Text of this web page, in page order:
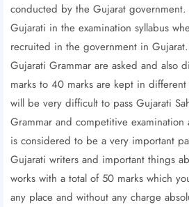
conducted by the Gujarat
Gujarati in the examination syllabus
recruited in the government in
Gujarati Grammar are asked and also
marks to 40 marks are kept in
will be very difficult to pass Gujarati
Grammar and competitive
is considered to be a very important
Gujarati writers and important things
works with a total of 50 marks which
any place and without any charge